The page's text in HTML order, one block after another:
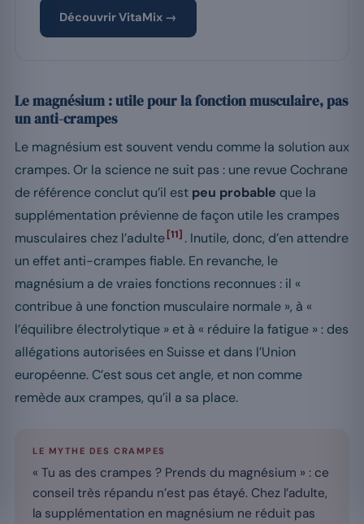
Découvrir VitaMix →
Le magnésium : utile pour la fonction musculaire, pas
un anti-crampes
Le magnésium est souvent vendu comme la solution aux
crampes. Or la science ne suit pas : une revue Cochrane
de référence conclut qu’il est peu probable que la
supplémentation prévienne de façon utile les crampes
musculaires chez l’adulte[11]. Inutile, donc, d’en attendre
un effet anti-crampes fiable. En revanche, le
magnésium a de vraies fonctions reconnues : il «
contribue à une fonction musculaire normale », à «
l’équilibre électrolytique » et à « réduire la fatigue » : des
allégations autorisées en Suisse et dans l’Union
européenne. C’est sous cet angle, et non comme
remède aux crampes, qu’il a sa place.
LE MYTHE DES CRAMPES
« Tu as des crampes ? Prends du magnésium » : ce
conseil très répandu n’est pas étayé. Chez l’adulte,
la supplémentation en magnésium ne réduit pas